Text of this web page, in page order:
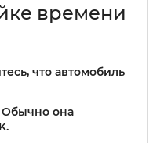
времени
что автомобиль
Обычно она